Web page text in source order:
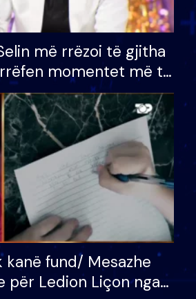
më rrëzoi të gjitha
momentet më të
e BB VIP: Do më
e mëngjesit kur…
kanë fund/ Mesazhe
për Ledion Liçon nga